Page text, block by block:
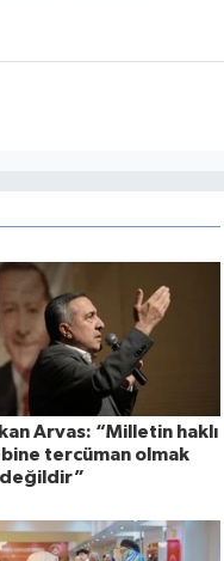
Arvas: “Milletin haklı
tercüman olmak
değildir”